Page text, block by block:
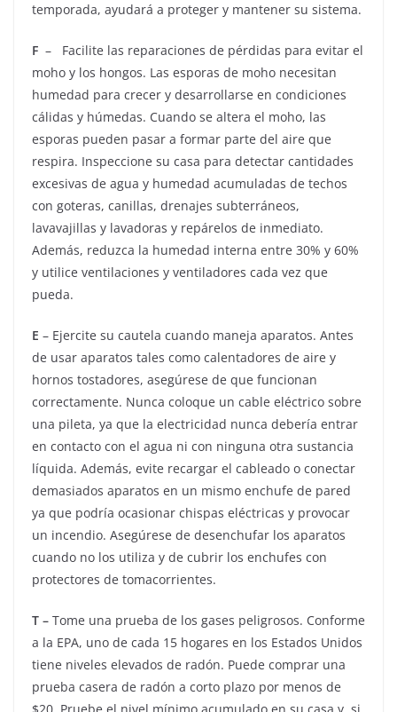
temporada, ayudará a proteger y mantener su sistema.
F – Facilite las reparaciones de pérdidas para evitar el
moho y los hongos. Las esporas de moho necesitan
humedad para crecer y desarrollarse en condiciones
cálidas y húmedas. Cuando se altera el moho, las
esporas pueden pasar a formar parte del aire que
respira. Inspeccione su casa para detectar cantidades
excesivas de agua y humedad acumuladas de techos
con goteras, canillas, drenajes subterráneos,
lavavajillas y lavadoras y repárelos de inmediato.
Además, reduzca la humedad interna entre 30% y 60%
y utilice ventilaciones y ventiladores cada vez que
pueda.
E – Ejercite su cautela cuando maneja aparatos. Antes
de usar aparatos tales como calentadores de aire y
hornos tostadores, asegúrese de que funcionan
correctamente. Nunca coloque un cable eléctrico sobre
una pileta, ya que la electricidad nunca debería entrar
en contacto con el agua ni con ninguna otra sustancia
líquida. Además, evite recargar el cableado o conectar
demasiados aparatos en un mismo enchufe de pared
ya que podría ocasionar chispas eléctricas y provocar
un incendio. Asegúrese de desenchufar los aparatos
cuando no los utiliza y de cubrir los enchufes con
protectores de tomacorrientes.
T – Tome una prueba de los gases peligrosos. Conforme
a la EPA, uno de cada 15 hogares en los Estados Unidos
tiene niveles elevados de radón. Puede comprar una
prueba casera de radón a corto plazo por menos de